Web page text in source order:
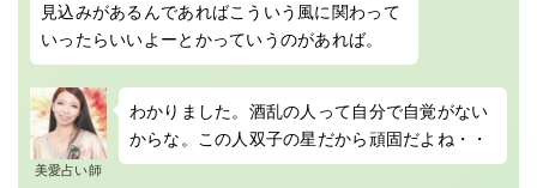
見込みがあるんであればこういう風に関わって
いったらいいよーとかっていうのがあれば。
美愛占い師
わかりました。酒乱の人って自分で自覚がない
からな。この人双子の星だから頑固だよね・・